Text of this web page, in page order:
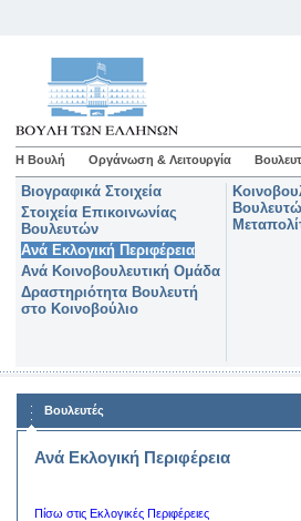
Η Βουλή Οργάνωση & Λειτουργία
Βιογραφικά Στοιχεία
Στοιχεία Επικοινωνίας
Βουλευτών
Ανά Εκλογική Περιφέρεια
Ανά Κοινοβουλευτική Ομάδα
Δραστηριότητα Βουλευτή
στο Κοινοβούλιο
Βουλευτές
Ανά Εκλογική Περιφέρεια
Πίσω στις Εκλογικές Περιφέρειες